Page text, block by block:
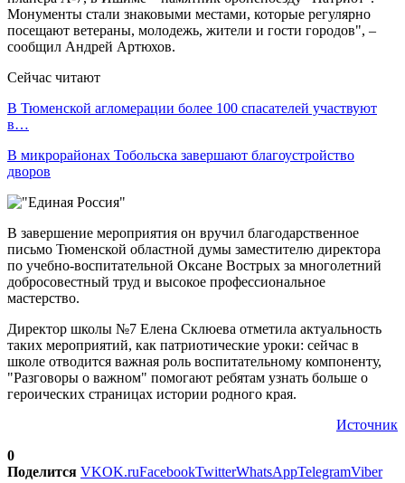
Монументы стали знаковыми местами, которые регулярно
посещают ветераны, молодежь, жители и гости городов", –
сообщил Андрей Артюхов.
Сейчас читают
В Тюменской агломерации более 100 спасателей участвуют
в…
В микрорайонах Тобольска завершают благоустройство
дворов
В завершение мероприятия он вручил благодарственное
письмо Тюменской областной думы заместителю директора
по учебно-воспитательной Оксане Вострых за многолетний
добросовестный труд и высокое профессиональное
мастерство.
Директор школы №7 Елена Склюева отметила актуальность
таких мероприятий, как патриотические уроки: сейчас в
школе отводится важная роль воспитательному компоненту,
"Разговоры о важном" помогают ребятам узнать больше о
героических страницах истории родного края.
Источник
0
Поделится VKOK.ruFacebookTwitterWhatsAppTelegramViber